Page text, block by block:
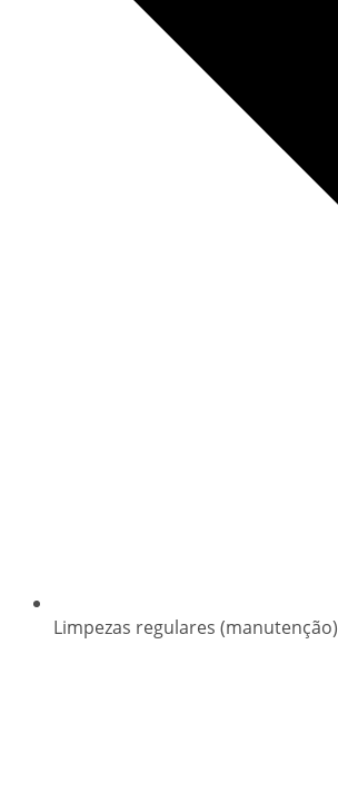
Limpezas regulares (manutenção)